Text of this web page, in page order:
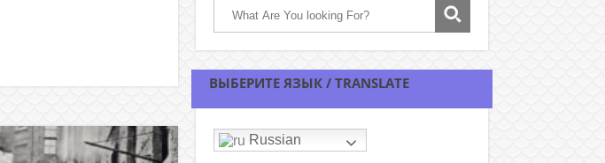
ВЫБЕРИТЕ ЯЗЫК / TRANSLATE
Russian